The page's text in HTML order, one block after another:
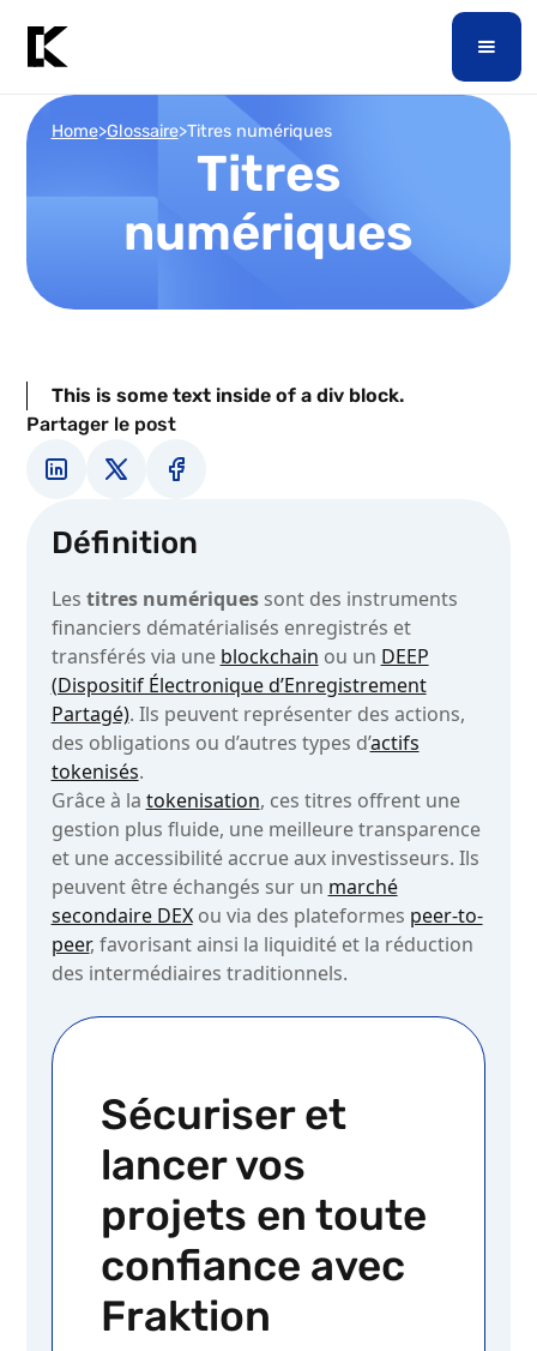
Home>Glossaire>Titres numériques
Titres
numériques
This is some text inside of a div block.
Partager le post
Définition
Les titres numériquessont des instruments
financiers dématérialisés enregistrés et
transférés via une blockchain ou un DEEP
(Dispositif Électronique d’Enregistrement
Partagé). Ils peuvent représenter des actions,
des obligations ou d’autres types d’actifs
tokenisés.
Grâce à la tokenisation, ces titres offrent une
gestion plus fluide, une meilleure transparence
et une accessibilité accrue aux investisseurs. Ils
peuvent être échangés sur un marché
secondaire DEXou via des plateformes peer-to-
peer, favorisant ainsi la liquidité et la réduction
des intermédiaires traditionnels.
Sécuriser et
lancer vos
projets en toute
confiance avec
Fraktion